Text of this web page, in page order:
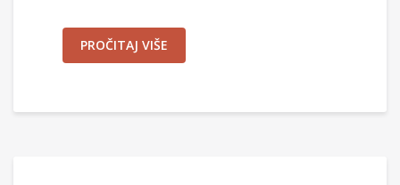
PROČITAJ VIŠE